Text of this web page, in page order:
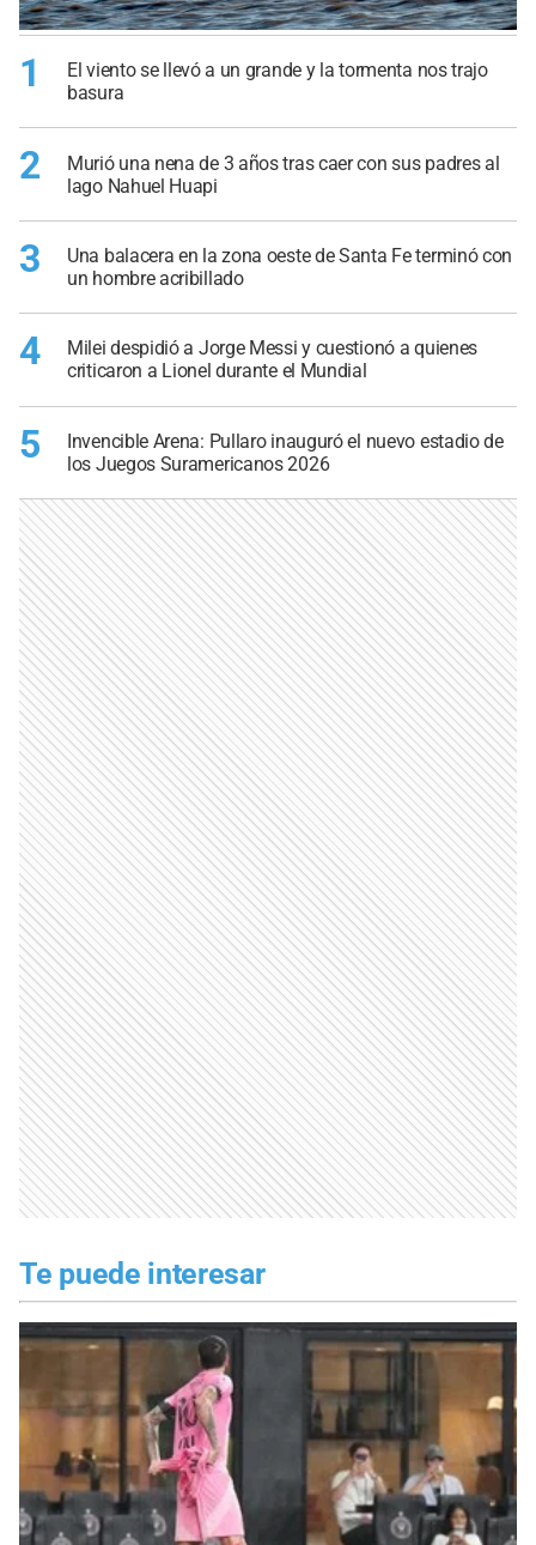
1
El viento se llevó a un grande y la tormenta nos trajo
basura
2
Murió una nena de 3 años tras caer con sus padres al
lago Nahuel Huapi
3
Una balacera en la zona oeste de Santa Fe terminó con
un hombre acribillado
4
Milei despidió a Jorge Messi y cuestionó a quienes
criticaron a Lionel durante el Mundial
5
Invencible Arena: Pullaro inauguró el nuevo estadio de
los Juegos Suramericanos 2026
Te puede interesar